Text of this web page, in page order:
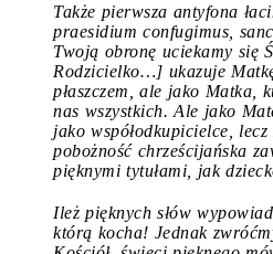
Także pierwsza antyfona
praesidium confugimus,
Twoją obronę uciekamy się
Rodzicielko…] ukazuje
płaszczem, ale jako Matka,
nas wszystkich. Ale jako
jako współodkupicielce,
pobożność chrześcijańska
pięknymi tytułami, jak
Ileż pięknych słów
którą kocha! Jednak